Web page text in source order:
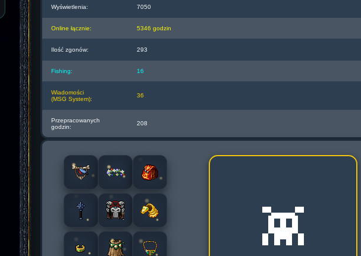
Wyświetlenia: 7050
Online łącznie: 5346 godzin
Ilość zgonów: 293
Fishing: 16
Wiadomości
(MSG System):
36
Przepracowanych
godzin:
208
👾